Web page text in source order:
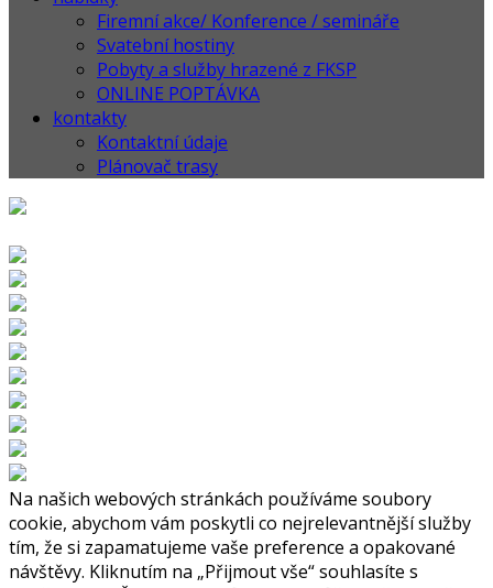
Firemní akce/ Konference / semináře
Svatební hostiny
Pobyty a služby hrazené z FKSP
ONLINE POPTÁVKA
kontakty
Kontaktní údaje
Plánovač trasy
Na našich webových stránkách používáme soubory
cookie, abychom vám poskytli co nejrelevantnější služby
tím, že si zapamatujeme vaše preference a opakované
návštěvy. Kliknutím na „Přijmout vše“ souhlasíte s